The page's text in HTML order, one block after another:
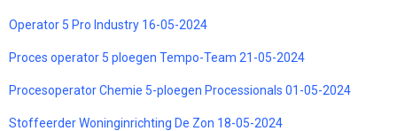
Operator 5 Pro Industry 16-05-2024
Proces operator 5 ploegen Tempo-Team 21-05-2024
Procesoperator Chemie 5-ploegen Processionals 01-05-2024
Stoffeerder Woninginrichting De Zon 18-05-2024